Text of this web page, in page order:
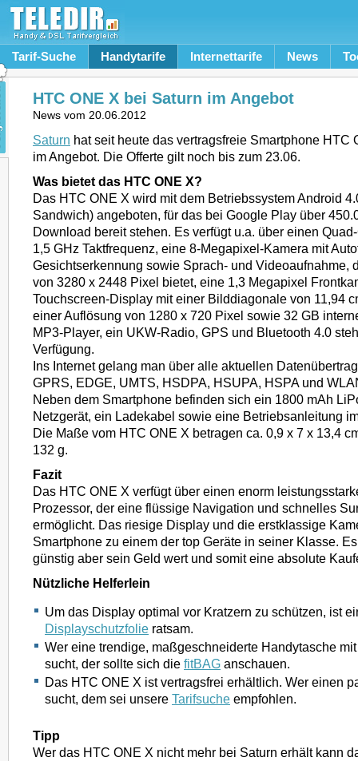
Tarif-Suche Handytarife Internettarife News
HTC ONE X bei Saturn im Angebot
News vom 20.06.2012
Saturn hat seit heute das vertragsfreie Smartphone HTC
im Angebot. Die Offerte gilt noch bis zum 23.06.
Was bietet das HTC ONE X?
Das HTC ONE X wird mit dem Betriebssystem Android
Sandwich) angeboten, für das bei Google Play über
Download bereit stehen. Es verfügt u.a. über einen
1,5 GHz Taktfrequenz, eine 8-Megapixel-Kamera mit
Gesichtserkennung sowie Sprach- und Videoaufnahme,
von 3280 x 2448 Pixel bietet, eine 1,3 Megapixel
Touchscreen-Display mit einer Bilddiagonale von 11,94
einer Auflösung von 1280 x 720 Pixel sowie 32 GB
MP3-Player, ein UKW-Radio, GPS und Bluetooth 4.0
Verfügung.
Ins Internet gelang man über alle aktuellen
GPRS, EDGE, UMTS, HSDPA, HSUPA, HSPA und
Neben dem Smartphone befinden sich ein 1800 mAh
Netzgerät, ein Ladekabel sowie eine Betriebsanleitung
Die Maße vom HTC ONE X betragen ca. 0,9 x 7 x 13,4
132 g.
Fazit
Das HTC ONE X verfügt über einen enorm
Prozessor, der eine flüssige Navigation und schnelles
ermöglicht. Das riesige Display und die erstklassige
Smartphone zu einem der top Geräte in seiner Klasse.
günstig aber sein Geld wert und somit eine absolute
Nützliche Helferlein
Um das Display optimal vor Kratzern zu schützen, ist
Displayschutzfolie ratsam.
Wer eine trendige, maßgeschneiderte Handytasche
sucht, der sollte sich die fitBAG anschauen.
Das HTC ONE X ist vertragsfrei erhältlich. Wer einen
sucht, dem sei unsere Tarifsuche empfohlen.
Tipp
Wer das HTC ONE X nicht mehr bei Saturn erhält kann